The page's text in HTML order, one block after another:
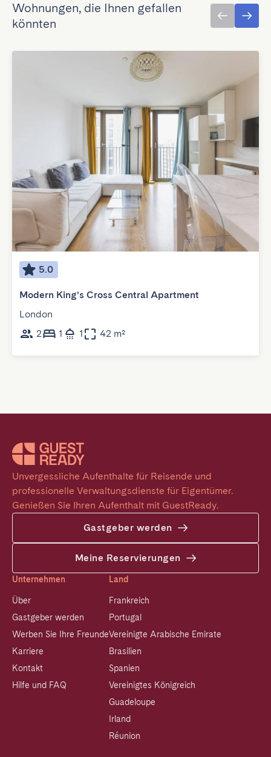
Wohnungen, die Ihnen gefallen
könnten
5.0
Modern King’s Cross Central Apartment
London
2
1 1 42 m²
Unvergessliche Aufenthalte für Reisende und
professionelle Verwaltungsdienste für Eigentümer.
Genießen Sie Ihren Aufenthalt mit GuestReady.
Gastgeber werden
Meine Reservierungen
Unternehmen
Über
Gastgeber werden
Werben Sie Ihre Freunde
Karriere
Kontakt
Hilfe und FAQ
Land
Frankreich
Portugal
Vereinigte Arabische Emirate
Brasilien
Spanien
Vereinigtes Königreich
Guadeloupe
Irland
Réunion